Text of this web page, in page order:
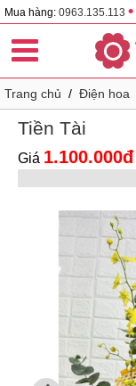
Mua hàng: 0963.135.113 •
Trang chủ / Điện hoa
Tiền Tài
Giá 1.100.000đ